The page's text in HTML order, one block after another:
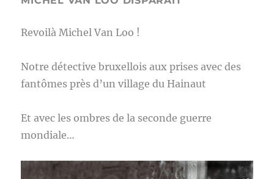
Revoilà Michel Van Loo !
Notre détective bruxellois aux prises avec des
fantômes près d’un village du Hainaut
Et avec les ombres de la seconde guerre
mondiale…